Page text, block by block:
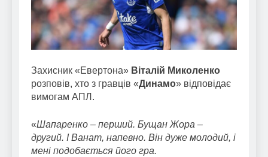
Захисник «Евертона» Віталій Миколенко
розповів, хто з гравців «Динамо» відповідає
вимогам АПЛ.
«Шапаренко – перший. Бущан Жора –
другий. І Ванат, напевно. Він дуже молодий, і
мені подобається його гра.